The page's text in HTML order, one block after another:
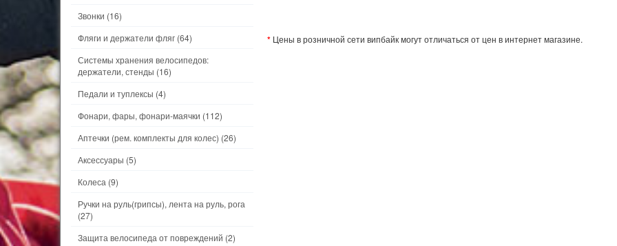
* Цены в розничной сети випбайк могут отличаться от цен в интернет магазине.
Звонки (16)
Фляги и держатели фляг (64)
Системы хранения велосипедов:
держатели, стенды (16)
Педали и туплексы (4)
Фонари, фары, фонари-маячки (112)
Аптечки (рем. комплекты для колес) (26)
Аксессуары (5)
Колеса (9)
Ручки на руль(грипсы), лента на руль, рога
(27)
Защита велосипеда от повреждений (2)